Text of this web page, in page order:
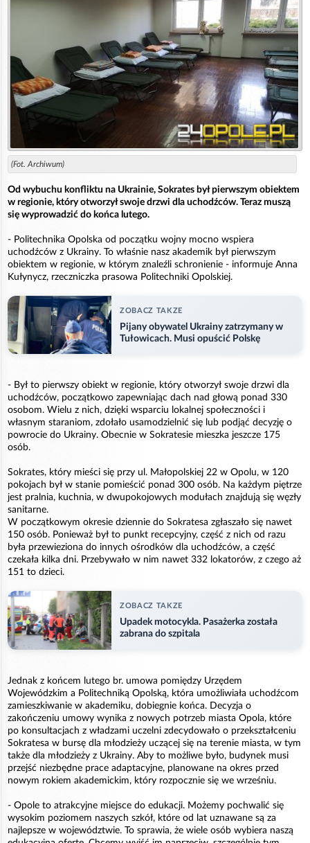
(Fot. Archiwum)
Od wybuchu konfliktu na Ukrainie, Sokrates był pierwszym obiektem
w regionie, który otworzył swoje drzwi dla uchodźców. Teraz muszą
się wyprowadzić do końca lutego.
- Politechnika Opolska od początku wojny mocno wspiera
uchodźców z Ukrainy. To właśnie nasz akademik był pierwszym
obiektem w regionie, w którym znaleźli schronienie - informuje Anna
Kułynycz, rzeczniczka prasowa Politechniki Opolskiej.
ZOBACZ TAKZE
Pijany obywatel Ukrainy zatrzymany w
Tułowicach. Musi opuścić Polskę
- Był to pierwszy obiekt w regionie, który otworzył swoje drzwi dla
uchodźców, początkowo zapewniając dach nad głową ponad 330
osobom. Wielu z nich, dzięki wsparciu lokalnej społeczności i
własnym staraniom, zdołało usamodzielnić się lub podjąć decyzję o
powrocie do Ukrainy. Obecnie w Sokratesie mieszka jeszcze 175
osób.
Sokrates, który mieści się przy ul. Małopolskiej 22 w Opolu, w 120
pokojach był w stanie pomieścić ponad 300 osób. Na każdym piętrze
jest pralnia, kuchnia, w dwupokojowych modułach znajdują się węzły
sanitarne.
W początkowym okresie dziennie do Sokratesa zgłaszało się nawet
150 osób. Ponieważ był to punkt recepcyjny, część z nich od razu
była przewieziona do innych ośrodków dla uchodźców, a część
czekała kilka dni. Przebywało w nim nawet 332 lokatorów, z czego aż
151 to dzieci.
ZOBACZ TAKZE
Upadek motocykla. Pasażerka została
zabrana do szpitala
Jednak z końcem lutego br. umowa pomiędzy Urzędem
Wojewódzkim a Politechniką Opolską, która umożliwiała uchodźcom
zamieszkiwanie w akademiku, dobiegnie końca. Decyzja o
zakończeniu umowy wynika z nowych potrzeb miasta Opola, które
po konsultacjach z władzami uczelni zdecydowało o przekształceniu
Sokratesa w bursę dla młodzieży uczącej się na terenie miasta, w tym
także dla młodzieży z Ukrainy. Aby to możliwe było, budynek musi
przejść niezbędne prace adaptacyjne, planowane na okres przed
nowym rokiem akademickim, który rozpocznie się we wrześniu.
- Opole to atrakcyjne miejsce do edukacji. Możemy pochwalić się
wysokim poziomem naszych szkół, które od lat uznawane są za
najlepsze w województwie. To sprawia, że wiele osób wybiera naszą